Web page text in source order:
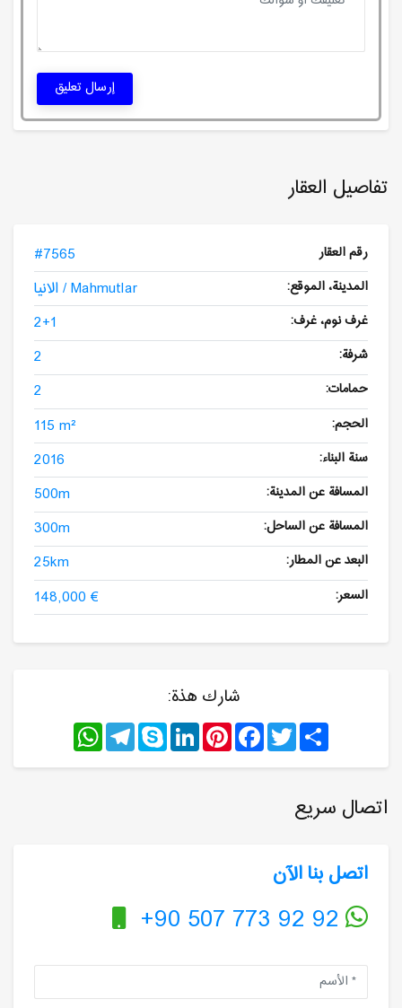
تفاصيل العقار
رقم العقار #7565
المدينة، الموقع: الانيا / Mahmutlar
غرف نوم، غرف: 2+1
شرفة: 2
حمامات: 2
الحجم: 115 m²
سنة البناء: 2016
المسافة عن المدينة: 500m
المسافة عن الساحل: 300m
البعد عن المطار: 25km
السعر: 148,000 €
شارك هذة:
Share
Twitter
Facebook
Pinterest
LinkedIn
Skype
Telegram
WhatsApp
اتصال سريع
اتصل بنا الآن
+90 507 773 92 92
إرسال تعليق